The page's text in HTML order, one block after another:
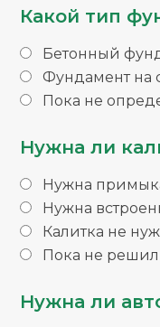
Какой тип
Бетонный
Фундамент на
Пока не
Нужна ли
Нужна
Нужна
Калитка не
Пока не
Нужна ли